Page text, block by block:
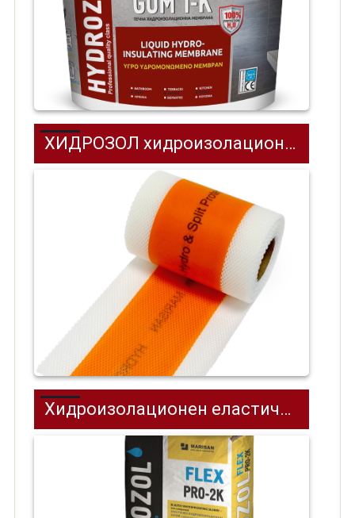
ХИДРОЗОЛ хидроизолационна лента SEALING TAPE
Хидроизолационен еластичен шлам ХИДРОЗОЛ FLEX PRO 2-K